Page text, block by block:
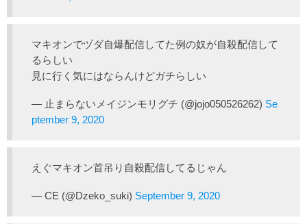
マキオンでヅダ自爆配信してた例の奴が自殺配信して
るらしい
見に行く気にはならんけどガチらしい
— 止まらないメイジンモリグチ (@jojo050526262) Se
ptember 9, 2020
えぐマキオン首吊り自殺配信してるじゃん
— CE (@Dzeko_suki) September 9, 2020